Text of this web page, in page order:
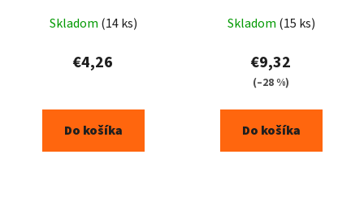
Skladom (14 ks)
€4,26
Do košíka
Skladom (15 ks)
€9,32
(–28 %)
Do košíka